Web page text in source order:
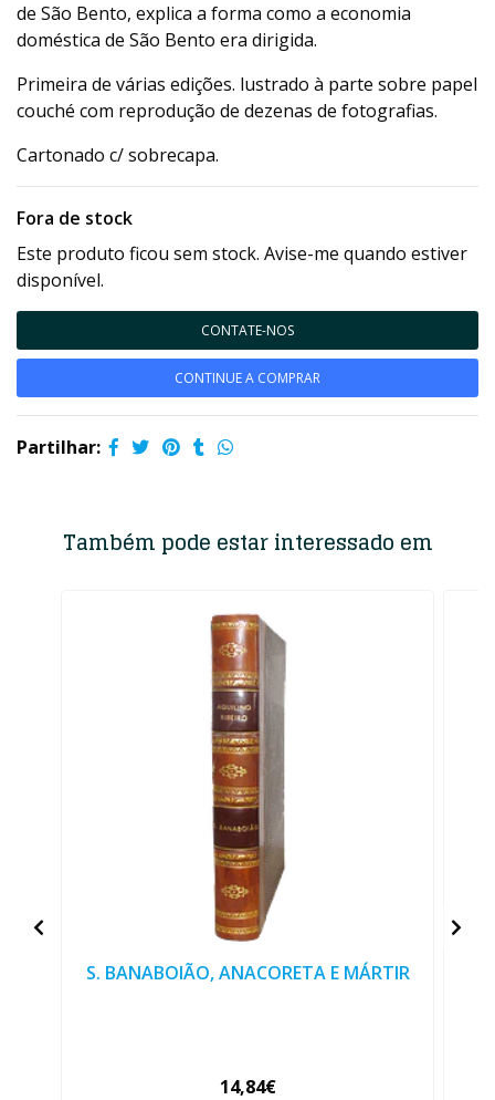
de São Bento, explica a forma como a economia
doméstica de São Bento era dirigida.
Primeira de várias edições. lustrado à parte sobre papel
couché com reprodução de dezenas de fotografias.
Cartonado c/ sobrecapa.
Fora de stock
Este produto ficou sem stock. Avise-me quando estiver
disponível.
CONTATE-NOS
CONTINUE A COMPRAR
Partilhar:
Também pode estar interessado em
S. BANABOIÃO, ANACORETA E MÁRTIR
14,84€